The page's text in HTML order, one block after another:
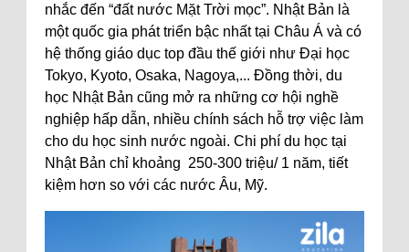
nhắc đến “đất nước Mặt Trời mọc”. Nhật Bản là
một quốc gia phát triển bậc nhất tại Châu Á và có
hệ thống giáo dục top đầu thế giới như Đại học
Tokyo, Kyoto, Osaka, Nagoya,... Đồng thời, du
học Nhật Bản cũng mở ra những cơ hội nghề
nghiệp hấp dẫn, nhiều chính sách hỗ trợ việc làm
cho du học sinh nước ngoài. Chi phí du học tại
Nhật Bản chỉ khoảng 250-300 triệu/ 1 năm, tiết
kiệm hơn so với các nước Âu, Mỹ.